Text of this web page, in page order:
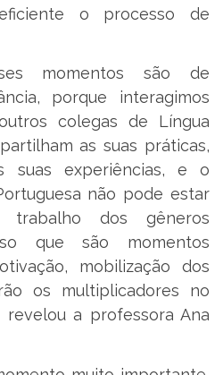
o processo de
momentos são de
porque interagimos
colegas de Língua
as suas práticas,
suas experiências, e o
não pode estar
trabalho dos gêneros
que são momentos
mobilização dos
os multiplicadores no
revelou a professora Ana